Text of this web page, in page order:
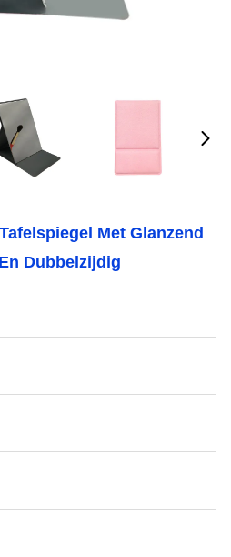
Met Glanzend
Dubbelzijdig